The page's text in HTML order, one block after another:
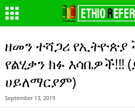
ዘመን ተሻጋሪ የኢትዮጵያ
የልሂቃን ክፉ እሳቤዎች!!!
ሀይለማርያም)
September 13, 2019